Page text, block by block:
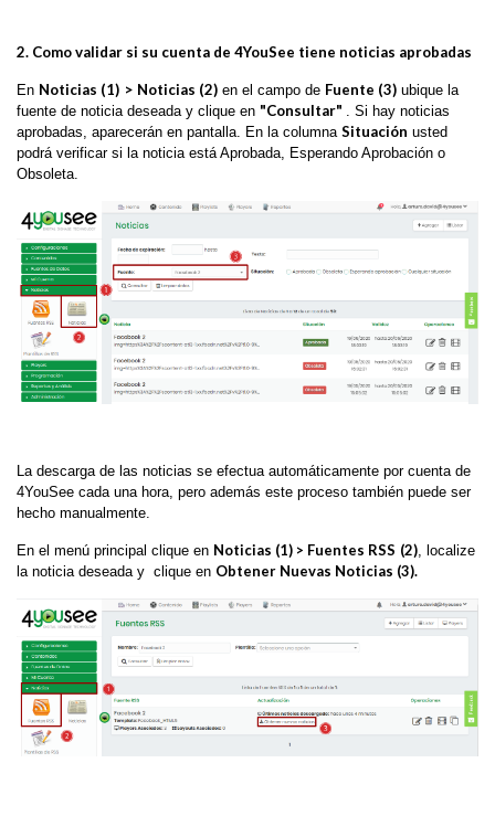
2. Como validar si su cuenta de 4YouSee tiene noticias aprobadas
En Noticias (1) > Noticias (2) en el campo de Fuente (3) ubique la
fuente de noticia deseada y clique en "Consultar" . Si hay noticias
aprobadas, aparecerán en pantalla. En la columna Situación usted
podrá verificar si la noticia está Aprobada, Esperando Aprobación o
Obsoleta.
La descarga de las noticias se efectua automáticamente por cuenta de
4YouSee cada una hora, pero además este proceso también puede ser
hecho manualmente.
En el menú principal clique en Noticias (1) > Fuentes RSS (2), localize
la noticia deseada y clique en Obtener Nuevas Noticias (3).